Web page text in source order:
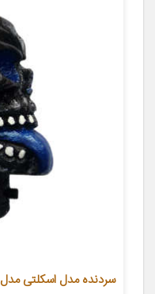
سردنده مدل اسکلتی مدل ZDB